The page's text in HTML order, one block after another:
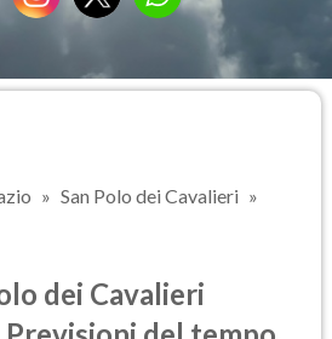
San Polo dei Cavalieri
dei Cavalieri